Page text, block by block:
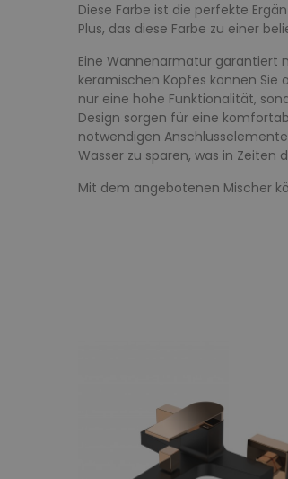
Diese Farbe ist die perfekte
Plus, das diese Farbe zu einer
Eine Wannenarmatur garantiert
keramischen Kopfes können
nur eine hohe Funktionalität,
Design sorgen für eine
notwendigen
Wasser zu sparen, was in Zeiten
Mit dem angebotenen Mischer